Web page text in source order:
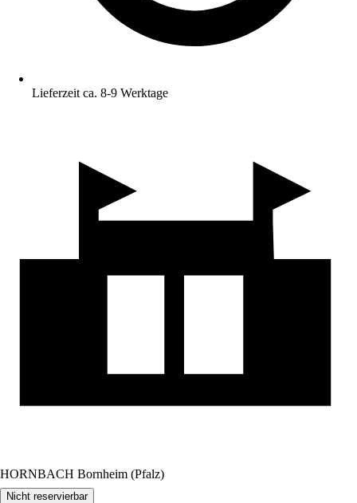
Lieferzeit ca. 8-9 Werktage
HORNBACH Bornheim (Pfalz)
Nicht reservierbar